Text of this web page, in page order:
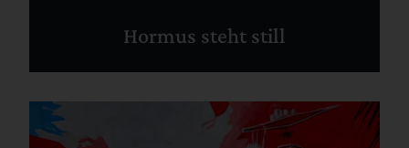
Hormus steht still